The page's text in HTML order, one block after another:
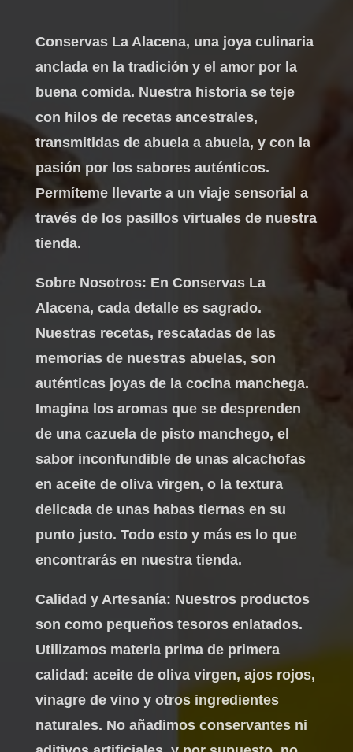
Conservas La Alacena, una joya culinaria
anclada en la tradición y el amor por la
buena comida. Nuestra historia se teje
con hilos de recetas ancestrales,
transmitidas de abuela a abuela, y con la
pasión por los sabores auténticos.
Permíteme llevarte a un viaje sensorial a
través de los pasillos virtuales de nuestra
tienda.
Sobre Nosotros: En Conservas La
Alacena, cada detalle es sagrado.
Nuestras recetas, rescatadas de las
memorias de nuestras abuelas, son
auténticas joyas de la cocina manchega.
Imagina los aromas que se desprenden
de una cazuela de pisto manchego, el
sabor inconfundible de unas alcachofas
en aceite de oliva virgen, o la textura
delicada de unas habas tiernas en su
punto justo. Todo esto y más es lo que
encontrarás en nuestra tienda.
Calidad y Artesanía: Nuestros productos
son como pequeños tesoros enlatados.
Utilizamos materia prima de primera
calidad: aceite de oliva virgen, ajos rojos,
vinagre de vino y otros ingredientes
naturales. No añadimos conservantes ni